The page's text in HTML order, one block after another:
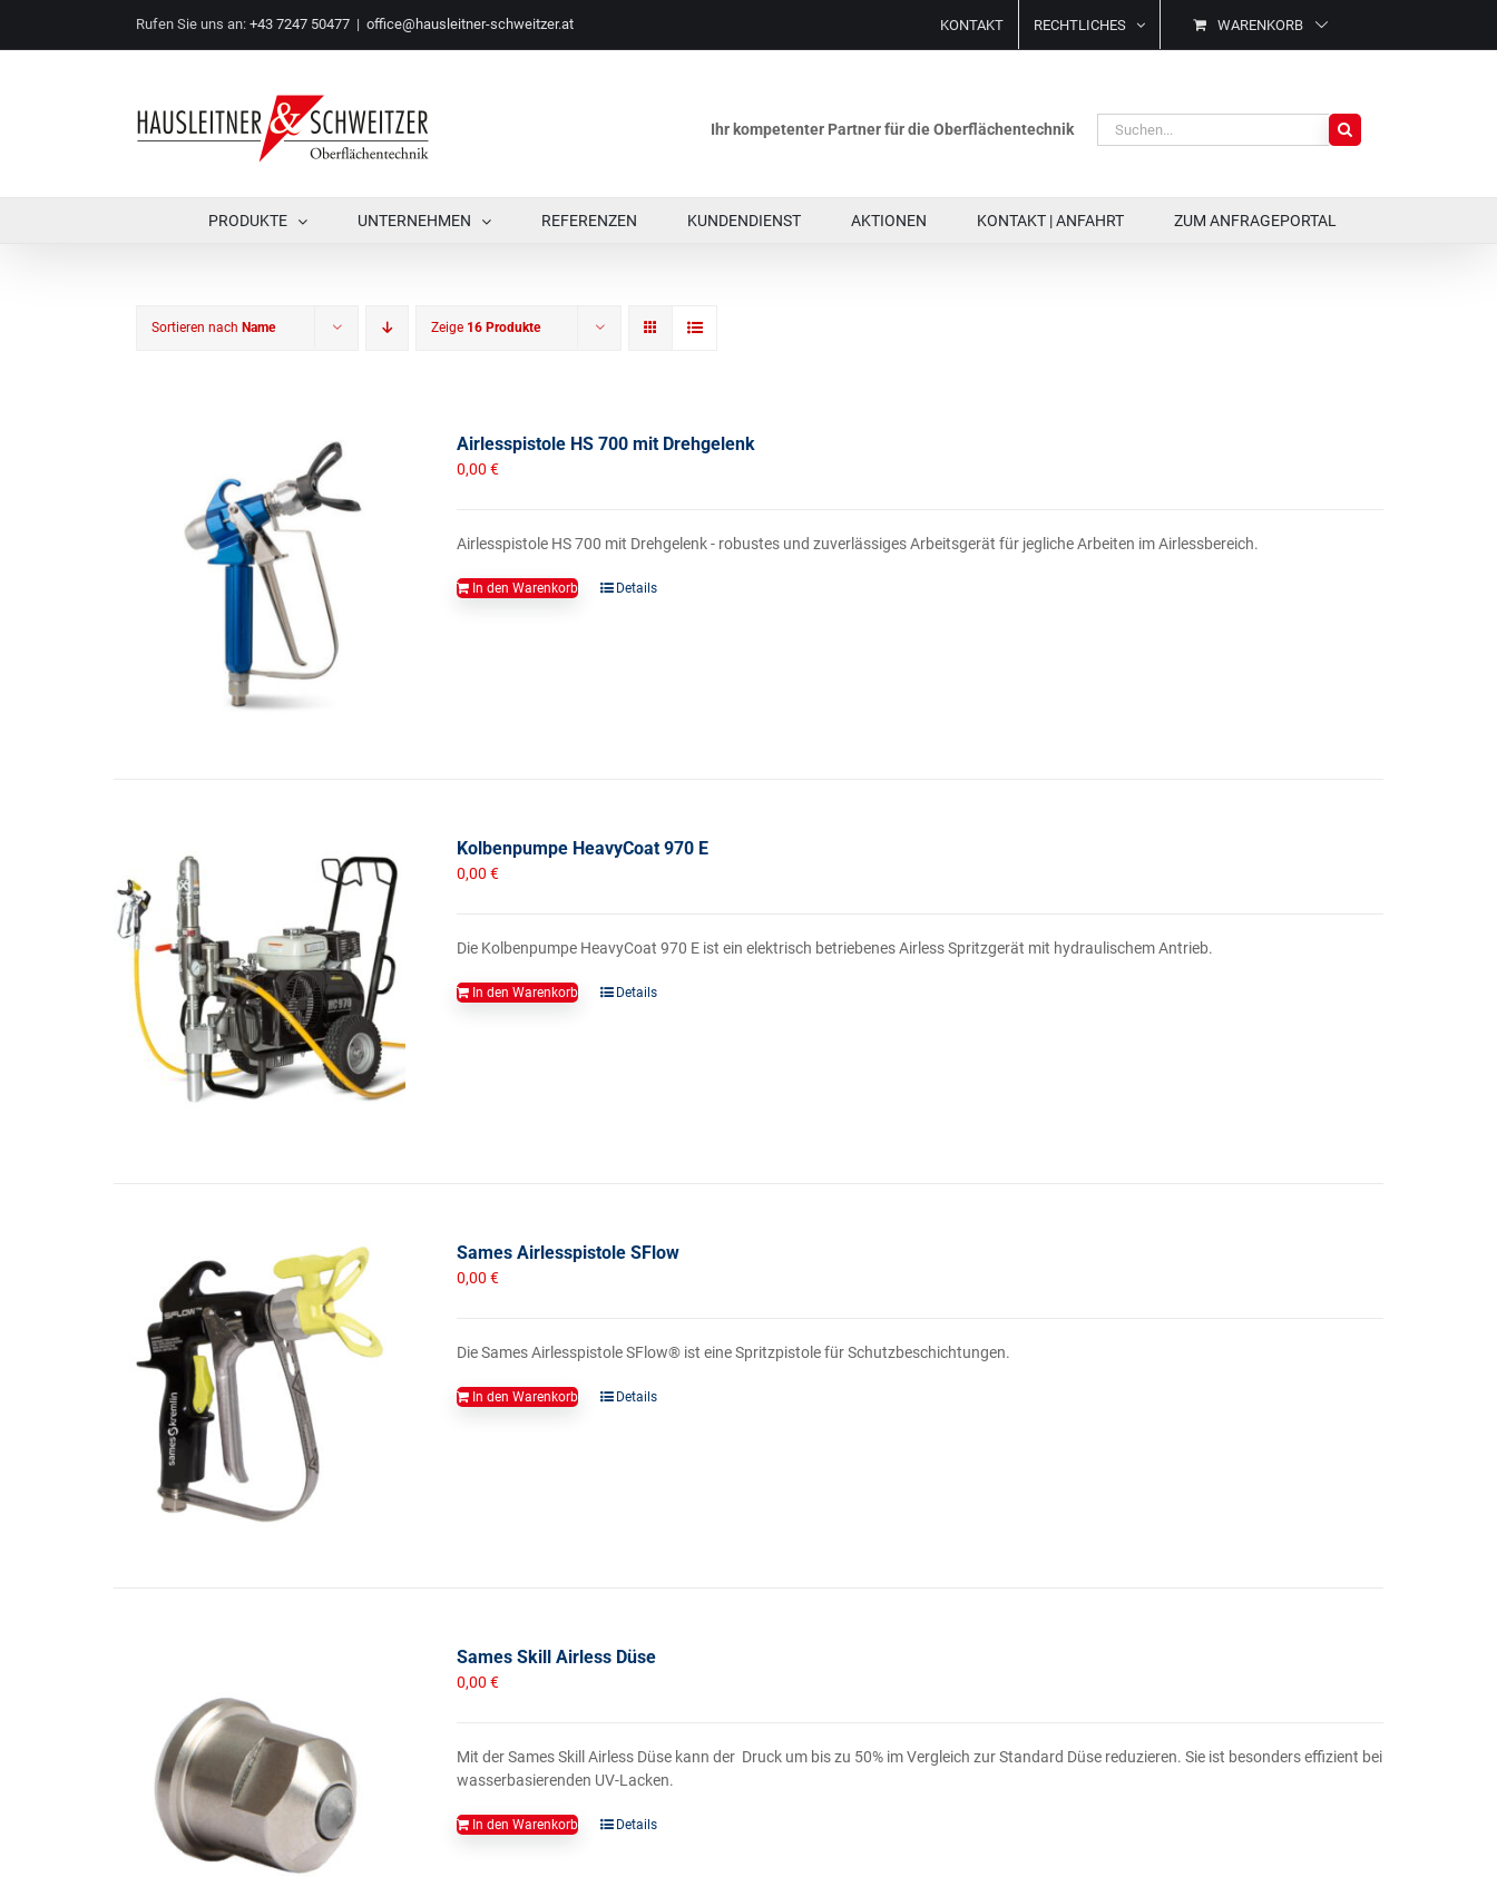
Rufen Sie uns an: +43 7247 50477 | office@hausleitner-schweitzer.at KONTAKT RECHTLICHES WARENKORB
Ihr kompetenter Partner für die Oberflächentechnik
Suche
nach:
PRODUKTE UNTERNEHMEN REFERENZEN KUNDENDIENST AKTIONEN KONTAKT | ANFAHRT ZUM ANFRAGEPORTAL
Sortieren nach Name Zeige 16 Produkte
Airlesspistole HS 700 mit Drehgelenk
0,00 €
Airlesspistole HS 700 mit Drehgelenk - robustes und zuverlässiges Arbeitsgerät für jegliche Arbeiten im Airlessbereich.
In den Warenkorb Details
Kolbenpumpe HeavyCoat 970 E
0,00 €
Die Kolbenpumpe HeavyCoat 970 E ist ein elektrisch betriebenes Airless Spritzgerät mit hydraulischem Antrieb.
In den Warenkorb Details
Sames Airlesspistole SFlow
0,00 €
Die Sames Airlesspistole SFlow® ist eine Spritzpistole für Schutzbeschichtungen.
In den Warenkorb Details
Sames Skill Airless Düse
0,00 €
Mit der Sames Skill Airless Düse kann der Druck um bis zu 50% im Vergleich zur Standard Düse reduzieren. Sie ist besonders effizient bei
wasserbasierenden UV-Lacken.
In den Warenkorb Details